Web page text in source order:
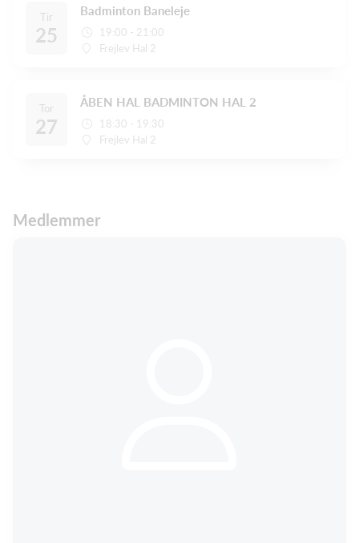
Tir
25
Badminton Baneleje
19:00 - 21:00
Frejlev Hal 2
Tor
27
ÅBEN HAL BADMINTON HAL 2
18:30 - 19:30
Frejlev Hal 2
Medlemmer